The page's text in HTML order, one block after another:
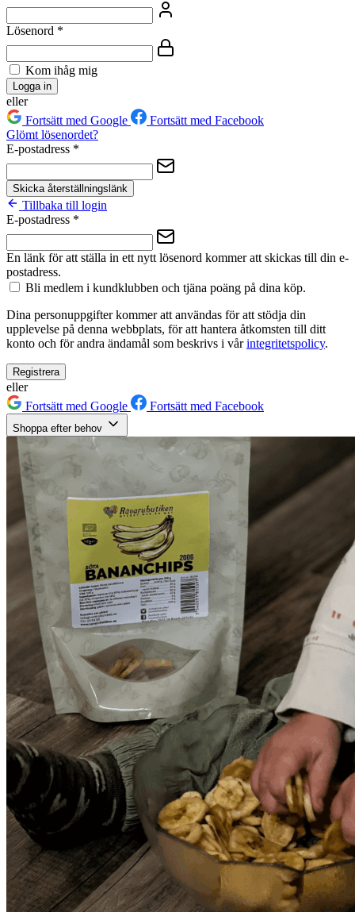
Lösenord *
Kom ihåg mig
Logga in
eller
Fortsätt med Google
Fortsätt med Facebook
Glömt lösenordet?
E-postadress *
Skicka återställningslänk
Tillbaka till login
E-postadress *
En länk för att ställa in ett nytt lösenord kommer att skickas till din e-
postadress.
Bli medlem i kundklubben och tjäna poäng på dina köp.
Dina personuppgifter kommer att användas för att stödja din
upplevelse på denna webbplats, för att hantera åtkomsten till ditt
konto och för andra ändamål som beskrivs i vårintegritetspolicy.
Registrera
eller
Fortsätt med Google
Fortsätt med Facebook
Shoppa efter behov